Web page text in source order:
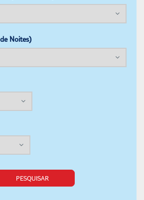
Noites)
PESQUISAR